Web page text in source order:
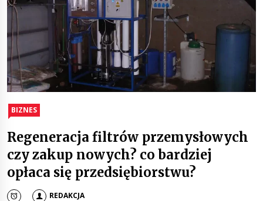
BIZNES
Regeneracja filtrów przemysłowych
czy zakup nowych? co bardziej
opłaca się przedsiębiorstwu?
REDAKCJA